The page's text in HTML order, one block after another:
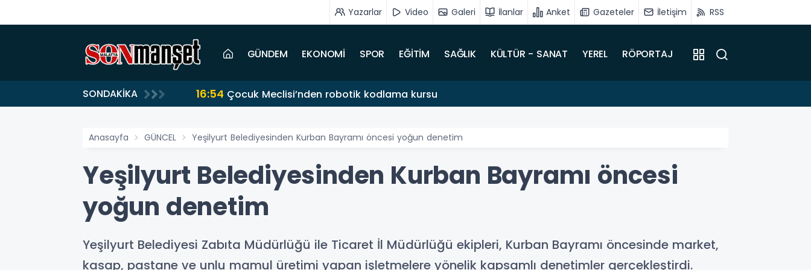
Yazarlar Video Galeri İlanlar Anket Gazeteler İletişim RSS
GÜNDEM EKONOMİ SPOR EĞİTİM SAĞLIK KÜLTÜR - SANAT YEREL RÖPORTAJ
SONDAKİKA 16:54 Çocuk Meclisi’nden robotik kodlama kursu
Anasayfa GÜNCEL Yeşilyurt Belediyesinden Kurban Bayramı öncesi yoğun denetim
Yeşilyurt Belediyesinden Kurban Bayramı öncesi
yoğun denetim
Yeşilyurt Belediyesi Zabıta Müdürlüğü ile Ticaret İl Müdürlüğü ekipleri, Kurban Bayramı öncesinde market,
kasap, pastane ve unlu mamul üretimi yapan işletmelere yönelik kapsamlı denetimler gerçekleştirdi.